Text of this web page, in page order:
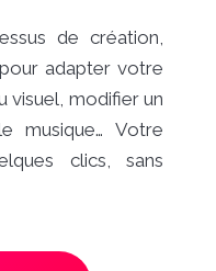
de création,
adapter votre
visuel, modifier un
musique… Votre
clics, sans